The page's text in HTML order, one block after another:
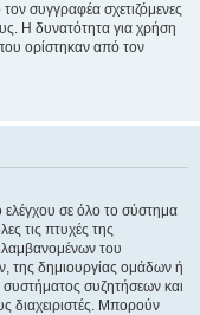
τον συγγραφέα σχετιζόμενες
Η δυνατότητα για χρήση
ορίστηκαν από τον
ελέγχου σε όλο το σύστημα
τις πτυχές της
του
της δημιουργίας ομάδων ή
συζητήσεων και
διαχειριστές. Μπορούν